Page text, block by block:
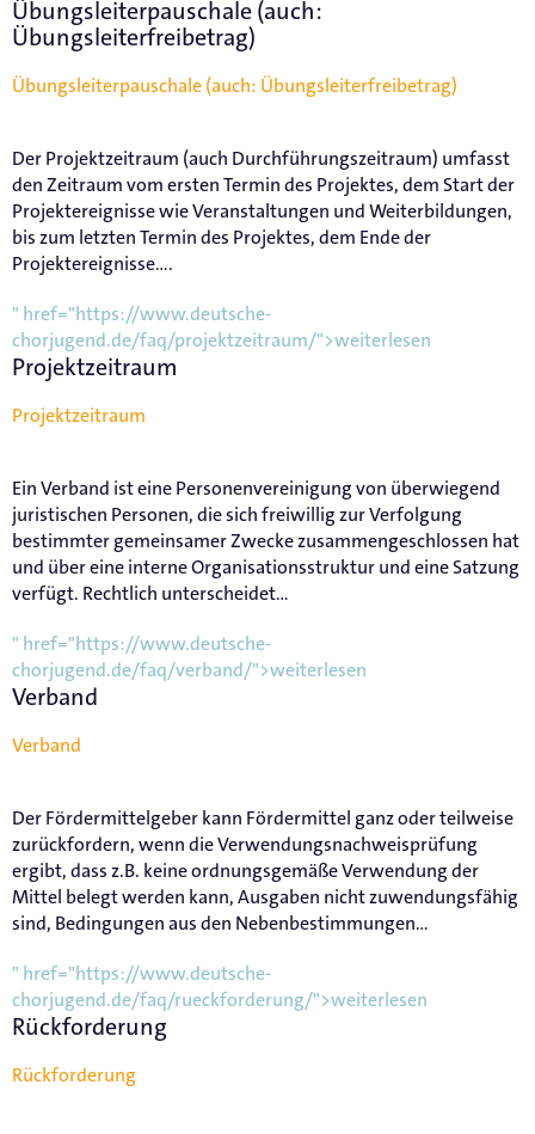
Übungsleiterpauschale (auch:
Übungsleiterfreibetrag)
Übungsleiterpauschale (auch: Übungsleiterfreibetrag)
Projektzeitraum
Der Projektzeitraum (auch Durchführungszeitraum) umfasst
den Zeitraum vom ersten Termin des Projektes, dem Start der
Projektereignisse wie Veranstaltungen und Weiterbildungen,
bis zum letzten Termin des Projektes, dem Ende der
Projektereignisse....
Projektzeitraum
" href="https://www.deutsche-
chorjugend.de/faq/projektzeitraum/">weiterlesen
Verband
Ein Verband ist eine Personenvereinigung von überwiegend
juristischen Personen, die sich freiwillig zur Verfolgung
bestimmter gemeinsamer Zwecke zusammengeschlossen hat
und über eine interne Organisationsstruktur und eine Satzung
verfügt. Rechtlich unterscheidet...
Verband
" href="https://www.deutsche-
chorjugend.de/faq/verband/">weiterlesen
Rückforderung
Der Fördermittelgeber kann Fördermittel ganz oder teilweise
zurückfordern, wenn die Verwendungsnachweisprüfung
ergibt, dass z.B. keine ordnungsgemäße Verwendung der
Mittel belegt werden kann, Ausgaben nicht zuwendungsfähig
sind, Bedingungen aus den Nebenbestimmungen...
Rückforderung
" href="https://www.deutsche-
chorjugend.de/faq/rueckforderung/">weiterlesen